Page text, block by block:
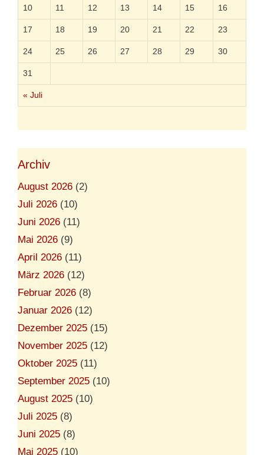
t
« Juli
10 11 12 13 14 15 16
17 18 19 20 21 22 23
24 25 26 27 28 29 30
31
Archiv
August 2026 (2)
Juli 2026 (10)
Juni 2026 (11)
Mai 2026 (9)
April 2026 (11)
März 2026 (12)
Februar 2026 (8)
Januar 2026 (12)
Dezember 2025 (15)
November 2025 (12)
Oktober 2025 (11)
September 2025 (10)
August 2025 (10)
Juli 2025 (8)
Juni 2025 (8)
Mai 2025 (10)